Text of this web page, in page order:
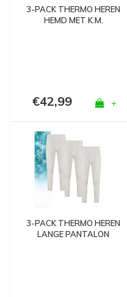
3-PACK THERMO HEREN
HEMD MET K.M.
€42,99 +
3-PACK THERMO HEREN
LANGE PANTALON